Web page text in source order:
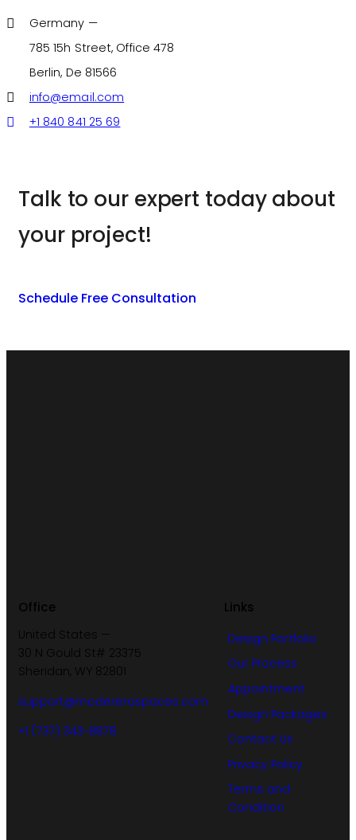
Germany —
785 15h Street, Office 478
Berlin, De 81566
info@email.com
+1 840 841 25 69
Talk to our expert today about
your project!
Schedule Free Consultation
Office
United States —
30 N Gould St# 23375
Sheridan, WY 82801
support@modereraspaces.com
+1 (737) 343-8878
Links
Design Portfolio
Our Process
Appointment
Design Packages
Contact Us
Privacy Policy
Terms and
Condition